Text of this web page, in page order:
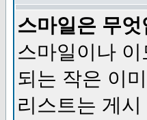
스마일은 무
스마일이나
되는 작은 이
리스트는 게